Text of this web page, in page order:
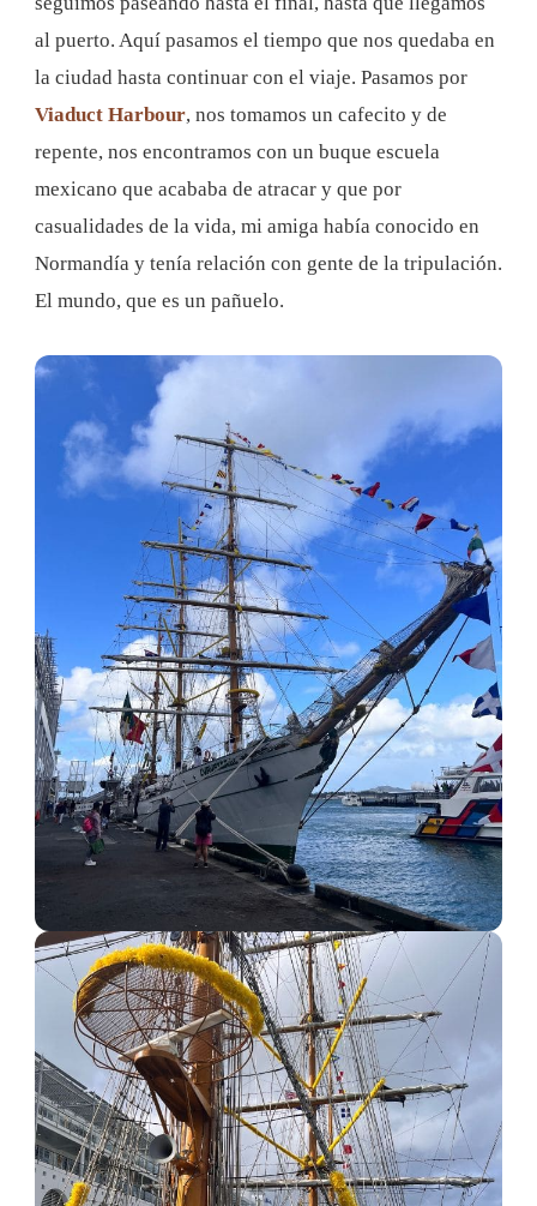
al puerto. Aquí pasamos el tiempo que nos quedaba en
la ciudad hasta continuar con el viaje. Pasamos por
Viaduct Harbour, nos tomamos un cafecito y de
repente, nos encontramos con un buque escuela
mexicano que acababa de atracar y que por
casualidades de la vida, mi amiga había conocido en
Normandía y tenía relación con gente de la tripulación.
El mundo, que es un pañuelo.